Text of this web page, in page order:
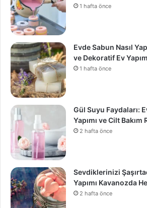
1 hafta önce
Evde Sabun Nasıl
ve Dekoratif Ev
1 hafta önce
Gül Suyu Faydaları:
Yapımı ve Cilt Bakım
2 hafta önce
Sevdiklerinizi
Yapımı Kavanozda
2 hafta önce